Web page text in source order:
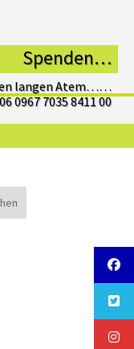
Spenden…
langen Atem……
0967 7035 8411 00